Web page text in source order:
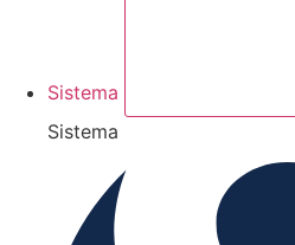
Sistema
Sistema